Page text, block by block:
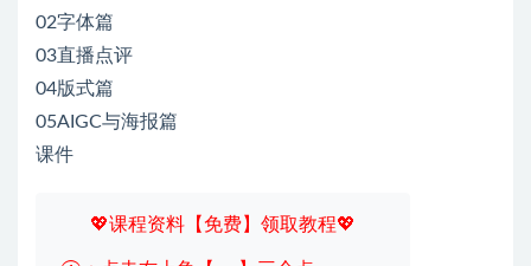
02字体篇
03直播点评
04版式篇
05AIGC与海报篇
课件
💖课程资料【免费】领取教程💖